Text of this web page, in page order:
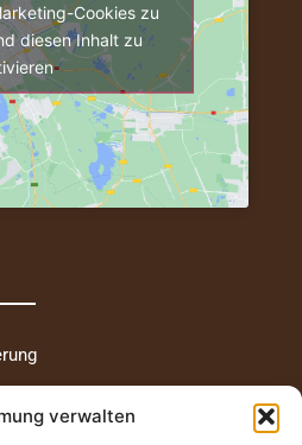
verwalten
Cookies zu
diesen Inhalt zu